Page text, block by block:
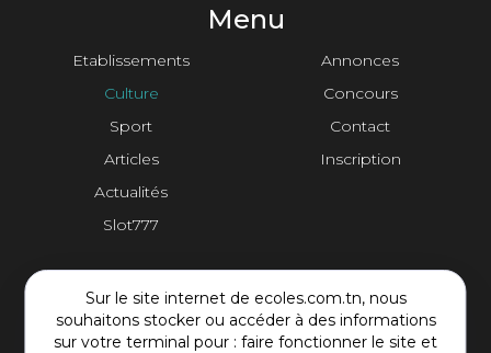
Sur le site internet de ecoles.com.tn, nous
souhaitons stocker ou accéder à des informations
sur votre terminal pour : faire fonctionner le site et
Menu
Etablissements
Culture
Sport
Articles
Actualités
Slot777
footer2
Annonces
Concours
Contact
Inscription
Contact Plateforme
Rue Mohamed Shim, Rbat Monastir 5000 Tunisie